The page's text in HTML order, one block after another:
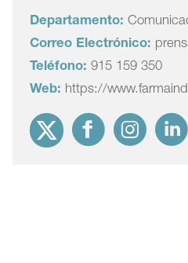
Departamento:
Correo Electrónico:
Teléfono: 915 159 350
Web: https://